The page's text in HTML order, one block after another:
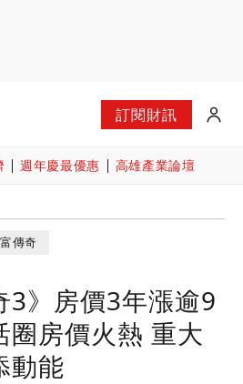
訂閱財訊
週年慶最優惠 高雄產業論壇
傳奇
3》房價3年漲逾9
圈房價火熱 重大
動能